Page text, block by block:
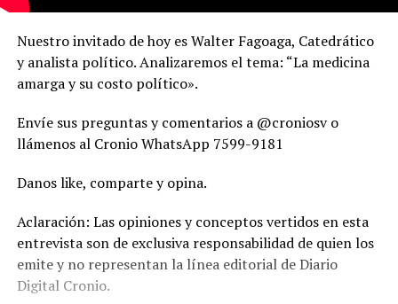
Nuestro invitado de hoy es Walter Fagoaga, Catedrático
y analista político. Analizaremos el tema: “La medicina
amarga y su costo político».
Envíe sus preguntas y comentarios a @croniosv o
llámenos al Cronio WhatsApp 7599-9181
Danos like, comparte y opina.
Aclaración: Las opiniones y conceptos vertidos en esta
entrevista son de exclusiva responsabilidad de quien los
emite y no representan la línea editorial de Diario
Digital Cronio.